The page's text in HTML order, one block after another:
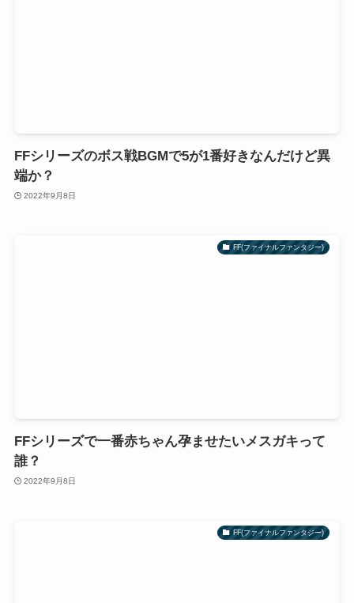
FFシリーズのボス戦BGMで5が1番好きなんだけど異
端か？
2022年9月8日
FF(ファイナルファンタジー)
FFシリーズで一番赤ちゃん孕ませたいメスガキって
誰？
2022年9月8日
FF(ファイナルファンタジー)